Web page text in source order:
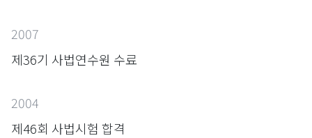
2007
제36기 사법연수원 수료
2004
제46회 사법시험 합격